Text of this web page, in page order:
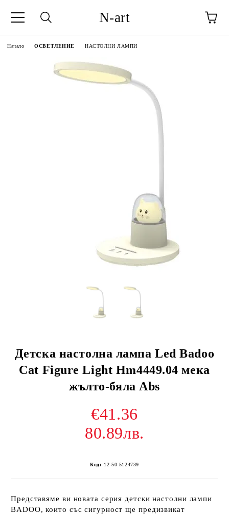
N-art
Начало ОСВЕТЛЕНИЕ НАСТОЛНИ ЛАМПИ
Детска настолна лампа Led Badoo
Cat Figure Light Hm4449.04 мека
жълто-бяла Abs
€41.36
80.89лв.
Код: 12-50-5124739
Представяме ви новата серия детски настолни лампи
BADOO, които със сигурност ще предизвикат